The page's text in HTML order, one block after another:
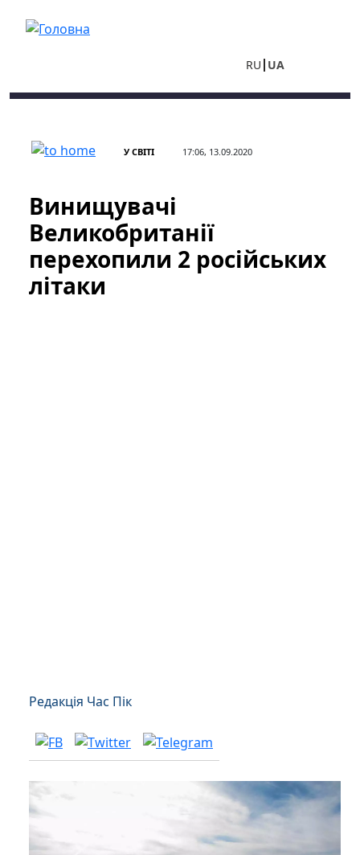
RU UA
У СВІТІ 17:06, 13.09.2020
Винищувачі
Великобританії
перехопили 2 російських
літаки
Редакція Час Пік